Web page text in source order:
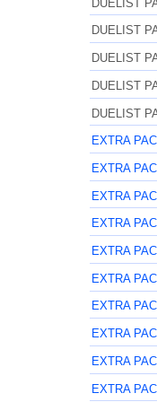
DUELIST
DUELIST
DUELIST
DUELIST
DUELIST
EXTRA
EXTRA
EXTRA
EXTRA
EXTRA
EXTRA
EXTRA
EXTRA
EXTRA
EXTRA